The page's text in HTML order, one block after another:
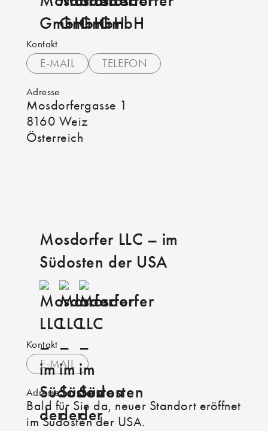
Kontakt
E-MAIL TELEFON
Adresse
Mosdorfergasse 1
8160 Weiz
Österreich
Mosdorfer LLC – im
Südosten der USA
Kontakt
E-MAIL
Adresse
Bald für Sie da, neuer Standort eröffnet
im Südosten der USA.